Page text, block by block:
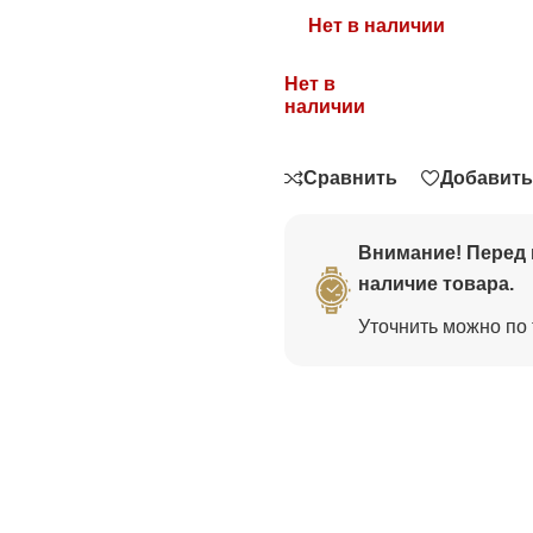
Нет в наличии
Нет в
наличии
Сравнить
Внимание! Перед
наличие товара.
Уточнить можно